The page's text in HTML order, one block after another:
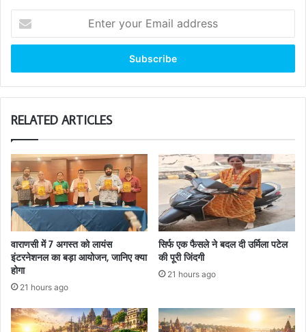
your
Email
RELATED ARTICLES
वाराणसी में 7 अगस्त को लायंस
इंटरनेशनल का बड़ा आयोजन, जानिए क्या
होगा
21 hours ago
सिर्फ एक फैसले ने बदल दी उर्मिला पटेल
की पूरी जिंदगी
21 hours ago